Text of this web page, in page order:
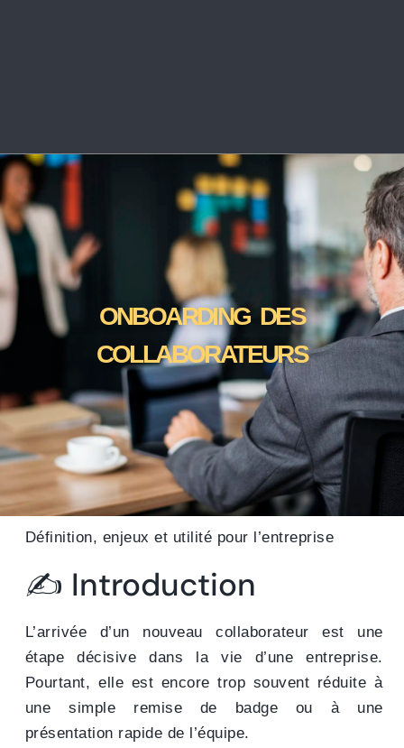
ONBOARDING DES
COLLABORATEURS
Définition, enjeux et utilité pour l’entreprise
✍️ Introduction
L’arrivée d’un nouveau collaborateur est une
étape décisive dans la vie d’une entreprise.
Pourtant, elle est encore trop souvent réduite à
une simple remise de badge ou à une
présentation rapide de l’équipe.